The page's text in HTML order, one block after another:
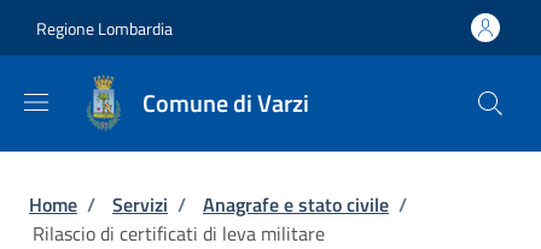
Regione Lombardia
Comune di Varzi
Briciole di pane
Home / Servizi / Anagrafe e stato civile /
Rilascio di certificati di leva militare